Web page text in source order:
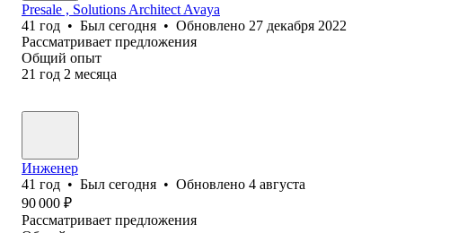
Presale , Solutions Architect Avaya
41 год • Был сегодня • Обновлено 27 декабря 2022
Рассматривает предложения
Общий опыт
21 год 2 месяца
Инженер
41 год • Был сегодня • Обновлено 4 августа
90 000 ₽
Рассматривает предложения